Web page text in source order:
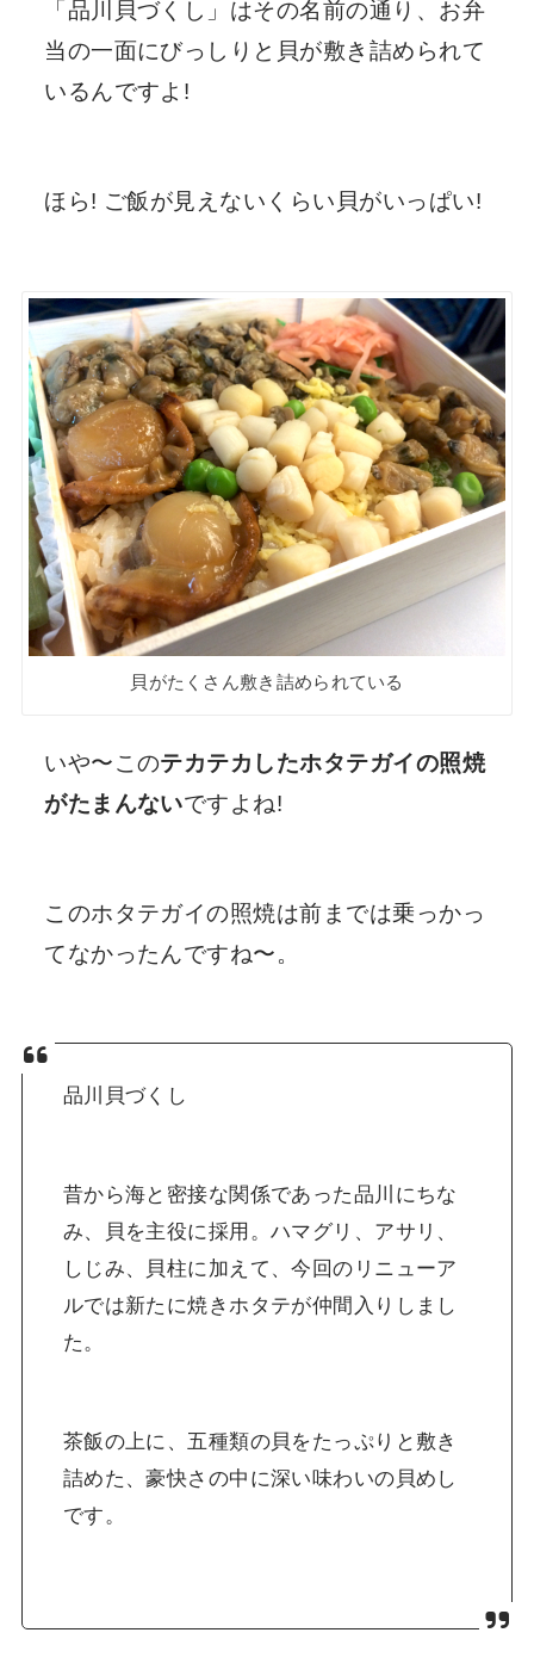
「品川貝づくし」はその名前の通り、お弁
当の一面にびっしりと貝が敷き詰められて
いるんですよ!
ほら! ご飯が見えないくらい貝がいっぱい!
貝がたくさん敷き詰められている
いや〜このテカテカしたホタテガイの照焼
がたまんないですよね!
このホタテガイの照焼は前までは乗っかっ
てなかったんですね〜。
品川貝づくし
昔から海と密接な関係であった品川にちな
み、貝を主役に採用。ハマグリ、アサリ、
しじみ、貝柱に加えて、今回のリニューア
ルでは新たに焼きホタテが仲間入りしまし
た。
茶飯の上に、五種類の貝をたっぷりと敷き
詰めた、豪快さの中に深い味わいの貝めし
です。